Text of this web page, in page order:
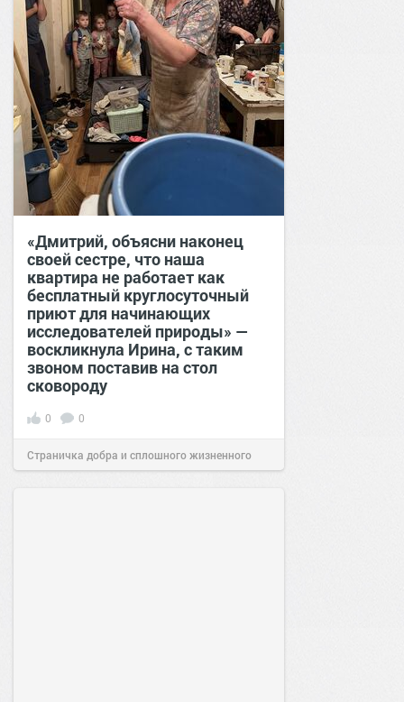
«Дмитрий, объясни наконец
своей сестре, что наша
квартира не работает как
бесплатный круглосуточный
приют для начинающих
исследователей природы» —
воскликнула Ирина, с таким
звоном поставив на стол
сковороду
0 0
Страничка добра и сплошного жизненного